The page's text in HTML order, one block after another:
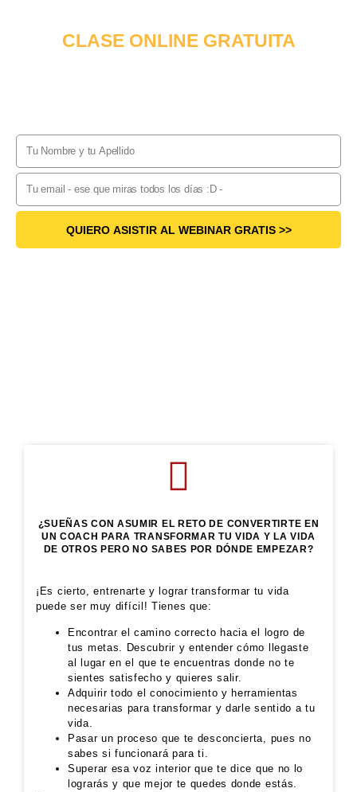
CLASE ONLINE GRATUITA
QUIERO ASISTIR AL WEBINAR GRATIS >>
¿SUEÑAS CON ASUMIR EL RETO DE CONVERTIRTE EN
UN COACH PARA TRANSFORMAR TU VIDA Y LA VIDA
DE OTROS PERO NO SABES POR DÓNDE EMPEZAR?
¡Es cierto, entrenarte y lograr transformar tu vida
puede ser muy difícil! Tienes que:
Encontrar el camino correcto hacia el logro de
tus metas. Descubrir y entender cómo llegaste
al lugar en el que te encuentras donde no te
sientes satisfecho y quieres salir.
Adquirir todo el conocimiento y herramientas
necesarias para transformar y darle sentido a tu
vida.
Pasar un proceso que te desconcierta, pues no
sabes si funcionará para ti.
Superar esa voz interior que te dice que no lo
lograrás y que mejor te quedes donde estás.